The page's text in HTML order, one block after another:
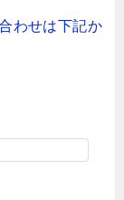
わせは下記か